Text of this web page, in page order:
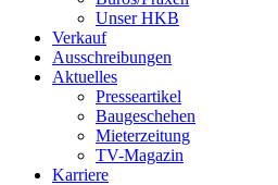
Unser HKB
Verkauf
Ausschreibungen
Aktuelles
Presseartikel
Baugeschehen
Mieterzeitung
TV-Magazin
Karriere